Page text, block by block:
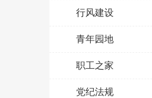
行风建设
青年园地
职工之家
党纪法规